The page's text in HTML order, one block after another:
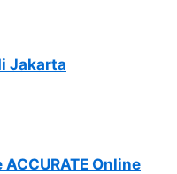
Jakarta
Online